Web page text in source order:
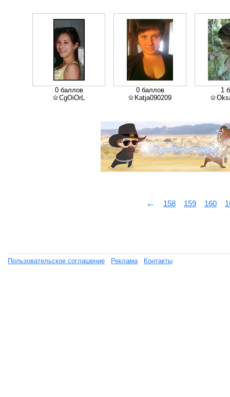
0 баллов
CgOiOrL
0 баллов
Katja090209
1
← 158 159 160
Пользовательское соглашение Реклама Контакты